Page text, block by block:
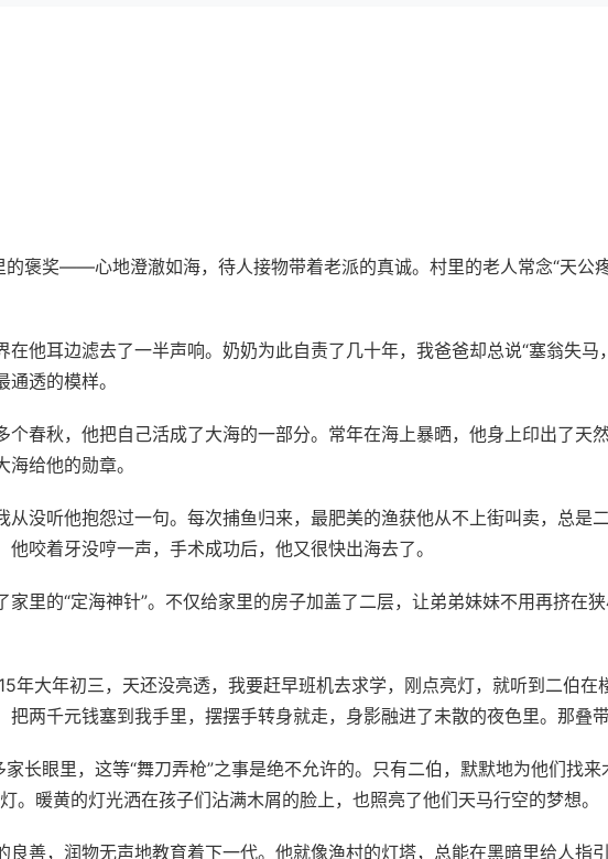
的褒奖——心地澄澈如海，待人接物带着老派的真诚。村里的老人常念“天公
在他耳边滤去了一半声响。奶奶为此自责了几十年，我爸爸却总说“塞翁失
透的模样。
春秋，他把自己活成了大海的一部分。常年在海上暴晒，他身上印出了天
给他的勋章。
没听他抱怨过一句。每次捕鱼归来，最肥美的渔获他从不上街叫卖，总是
咬着牙没哼一声，手术成功后，他又很快出海去了。
里的“定海神针”。不仅给家里的房子加盖了二层，让弟弟妹妹不用再挤在
年大年初三，天还没亮透，我要赶早班机去求学，刚点亮灯，就听到二伯在
两千元钱塞到我手里，摆摆手转身就走，身影融进了未散的夜色里。那叠
长眼里，这等“舞刀弄枪”之事是绝不允许的。只有二伯，默默地为他们找
。暖黄的灯光洒在孩子们沾满木屑的脸上，也照亮了他们天马行空的梦想。
善，润物无声地教育着下一代。他就像渔村的灯塔，总能在黑暗里给人指引